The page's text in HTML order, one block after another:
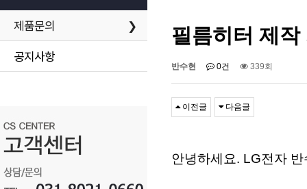
제품문의
❯
공지사항
필름히터 제
반수현 0건 339회
이전글 다음글
안녕하세요. LG전자